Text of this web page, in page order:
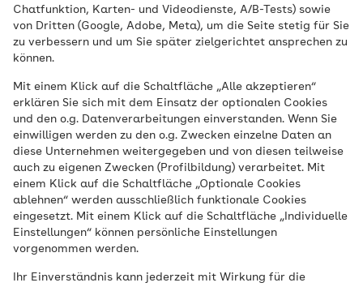
Chatfunktion, Karten- und Videodienste, A/B-Tests) sowie
von Dritten (Google, Adobe, Meta), um die Seite stetig für Sie
zu verbessern und um Sie später zielgerichtet ansprechen zu
können.
Mit einem Klick auf die Schaltfläche „Alle akzeptieren“
erklären Sie sich mit dem Einsatz der optionalen Cookies
und den o.g. Datenverarbeitungen einverstanden. Wenn Sie
einwilligen werden zu den o.g. Zwecken einzelne Daten an
diese Unternehmen weitergegeben und von diesen teilweise
auch zu eigenen Zwecken (Profilbildung) verarbeitet. Mit
einem Klick auf die Schaltfläche „Optionale Cookies
ablehnen“ werden ausschließlich funktionale Cookies
eingesetzt. Mit einem Klick auf die Schaltfläche „Individuelle
Einstellungen“ können persönliche Einstellungen
vorgenommen werden.
Ihr Einverständnis kann jederzeit mit Wirkung für die
(DGS)